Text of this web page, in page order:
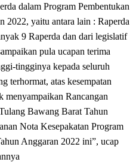
dalam Program Pembentukan
2022, yaitu antara lain : Raperda
9 Raperda dan dari legislatif
pula ucapan terima
tingginya kepada seluruh
terhormat, atas kesempatan
menyampaikan Rancangan
Bawang Barat Tahun
Nota Kesepakatan Program
Anggaran 2022 ini”, ucap